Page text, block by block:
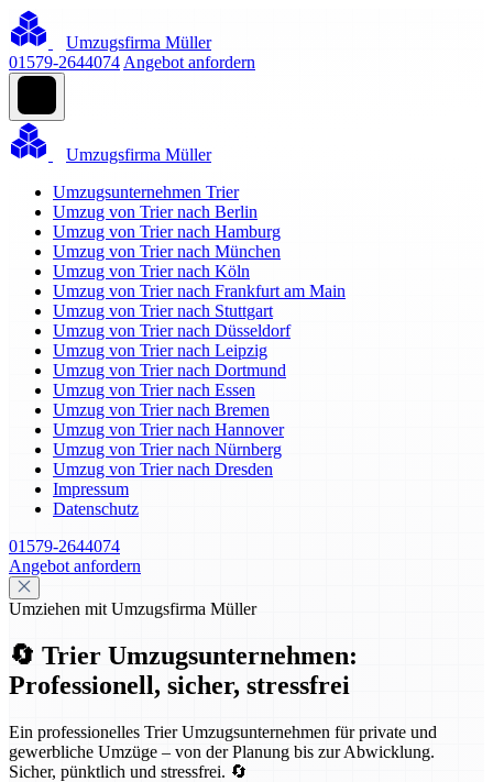
Umzugsfirma Müller
01579-2644074 Angebot anfordern
Umzugsfirma Müller
Umzugsunternehmen Trier
Umzug von Trier nach Berlin
Umzug von Trier nach Hamburg
Umzug von Trier nach München
Umzug von Trier nach Köln
Umzug von Trier nach Frankfurt am Main
Umzug von Trier nach Stuttgart
Umzug von Trier nach Düsseldorf
Umzug von Trier nach Leipzig
Umzug von Trier nach Dortmund
Umzug von Trier nach Essen
Umzug von Trier nach Bremen
Umzug von Trier nach Hannover
Umzug von Trier nach Nürnberg
Umzug von Trier nach Dresden
Impressum
Datenschutz
01579-2644074
Angebot anfordern
Umziehen mit Umzugsfirma Müller
🔄 Trier Umzugsunternehmen:
Professionell, sicher, stressfrei
Ein professionelles Trier Umzugsunternehmen für private und
gewerbliche Umzüge – von der Planung bis zur Abwicklung.
Sicher, pünktlich und stressfrei. 🔄